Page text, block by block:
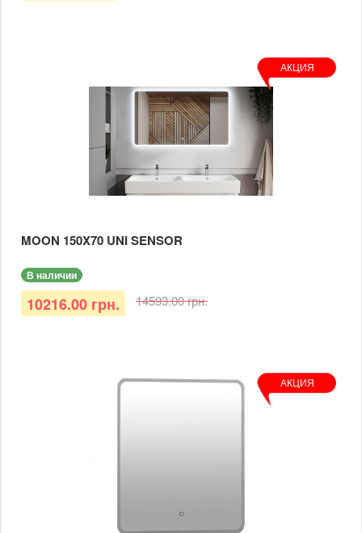
АКЦИЯ
MOON 150X70 UNI SENSOR
В наличии
10216.00 грн. 14593.00 грн.
АКЦИЯ